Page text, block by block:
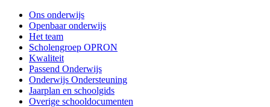
Ons onderwijs
Openbaar onderwijs
Het team
Scholengroep OPRON
Kwaliteit
Passend Onderwijs
Onderwijs Ondersteuning
Jaarplan en schoolgids
Overige schooldocumenten